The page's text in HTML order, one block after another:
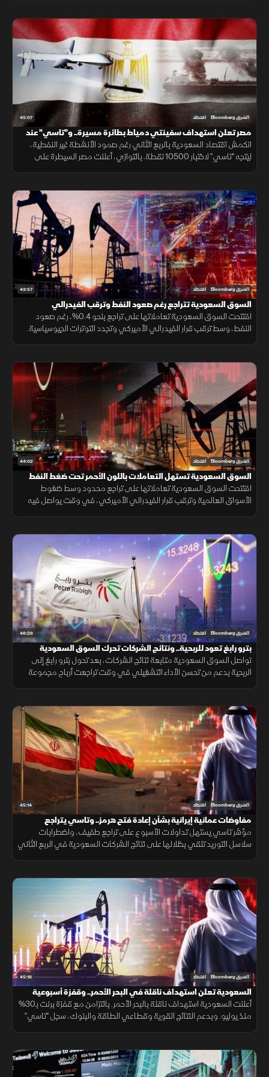
45:07 الشرق Bloomberg اقتصاد
مصر تعلن استهداف سفينتي دمياط بطائرة مسيرة.. و"تاسي" عند
10500 نقطة
انكمش اقتصاد السعودية بالربع الثاني رغم صمود الأنشطة غير النفطية،
ليتجه "تاسي" لاختبار 10500 نقطة. بالتوازي، أعلنت مصر السيطرة على
43:57 الشرق Bloomberg اقتصاد
السوق السعودية تتراجع رغم صعود النفط وترقب الفيدرالي
افتتحت السوق السعودية تعاملاتها على تراجع بنحو 0.4%، رغم صعود
النفط، وسط ترقب قرار الفيدرالي الأميركي وتجدد التوترات الجيوسياسية.
44:02 الشرق Bloomberg اقتصاد
السوق السعودية تستهل التعاملات باللون الأحمر تحت ضغط النفط
افتتحت السوق السعودية تعاملاتها على تراجع محدود وسط ضغوط
الأسواق العالمية وترقب قرار الفيدرالي الأميركي، في وقت يواصل فيه
46:26 الشرق Bloomberg اقتصاد
بترو رابغ تعود للربحية.. ونتائج الشركات تحرك السوق السعودية
تواصل السوق السعودية متابعة نتائج الشركات، بعد تحول بترو رابغ إلى
الربحية بدعم من تحسن الأداء التشغيلي في وقت تراجعت أرباح مجموعة
45:14 الشرق Bloomberg اقتصاد
مفاوضات عمانية إيرانية بشأن إعادة فتح هرمز.. وتاسي يتراجع
مؤشر تاسي يستهل تداولات الأسبوع على تراجع طفيف، واضطرابات
سلاسل التوريد تلقي بظلالها على نتائج الشركات السعودية في الربع الثاني
45:18 الشرق Bloomberg اقتصاد
السعودية تعلن استهداف ناقلة في البحر الأحمر.. وقفزة أسبوعية
لـ"تاسي"
أعلنت السعودية استهداف ناقلة بالبحر الأحمر. بالتزامن مع قفزة برنت بـ30%
منذ يوليو. وبدعم النتائج القوية وقطاعي الطاقة والبنوك، سجل "تاسي"